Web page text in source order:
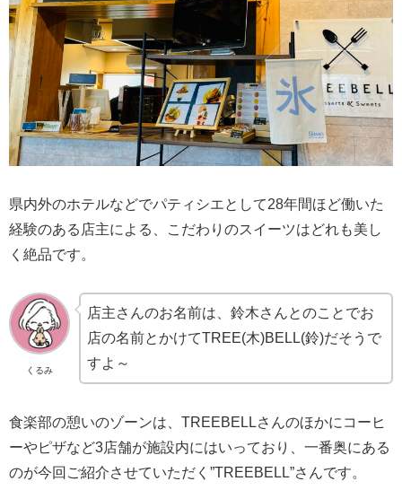
県内外のホテルなどでパティシエとして28年間ほど働いた
経験のある店主による、こだわりのスイーツはどれも美し
く絶品です。
くるみ
店主さんのお名前は、鈴木さんとのことでお
店の名前とかけてTREE(木)BELL(鈴)だそうで
すよ～
食楽部の憩いのゾーンは、TREEBELLさんのほかにコーヒ
ーやピザなど3店舗が施設内にはいっており、一番奥にある
のが今回ご紹介させていただく”TREEBELL”さんです。